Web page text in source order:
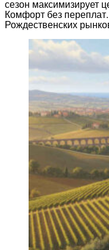
сезон максимизирует
Комфорт без
Рождественских